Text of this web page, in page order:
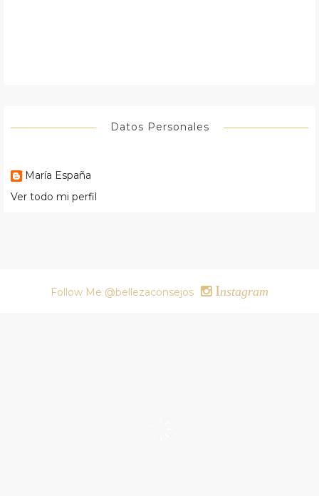
Datos Personales
María España
Ver todo mi perfil
Follow Me @bellezaconsejos Instagram